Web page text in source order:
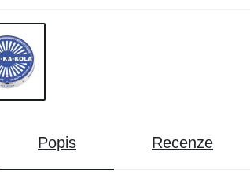
Popis Recenze